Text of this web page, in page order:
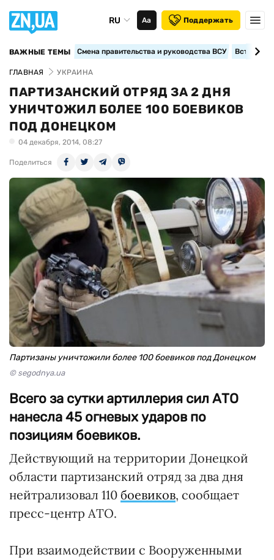
RU Аа Поддержать
ВАЖНЫЕ ТЕМЫ Смена правительства и руководства ВСУ
ГЛАВНАЯ УКРАИНА
ПАРТИЗАНСКИЙ ОТРЯД ЗА 2 ДНЯ
УНИЧТОЖИЛ БОЛЕЕ 100 БОЕВИКОВ
ПОД ДОНЕЦКОМ
04 декабря, 2014, 08:27
Поделиться
Партизаны уничтожили более 100 боевиков под Донецком
© segodnya.ua
Всего за сутки артиллерия сил АТО
нанесла 45 огневых ударов по
позициям боевиков.
Действующий на территории Донецкой
области партизанский отряд за два дня
нейтрализовал 110 боевиков, сообщает
пресс-центр АТО.
При взаимодействии с Вооруженными